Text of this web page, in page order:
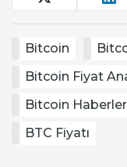
Bitcoin
Bitcoin Fiyat
Bitcoin
BTC Fiyatı